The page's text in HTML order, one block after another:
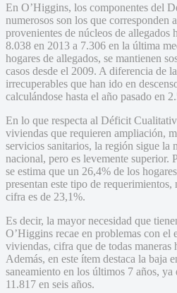
En O’Higgins, los componentes del
numerosos son los que corresponden
provenientes de núcleos de allegados
8.038 en 2013 a 7.306 en la última
hogares de allegados, se mantienen
casos desde el 2009. A diferencia de
irrecuperables que han ido en
calculándose hasta el año pasado en
En lo que respecta al Déficit
viviendas que requieren ampliación,
servicios sanitarios, la región sigue la
nacional, pero es levemente superior.
se estima que un 26,4% de los
presentan este tipo de
cifra es de 23,1%.
Es decir, la mayor necesidad que
O’Higgins recae en problemas con el
viviendas, cifra que de todas maneras
Además, en este ítem destaca la baja
saneamiento en los últimos 7 años, ya
11.817 en seis años.